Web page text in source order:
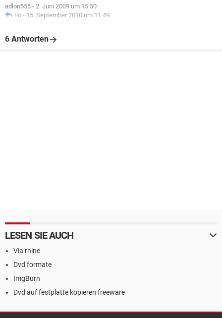
adlon555 - 2. Juni 2009 um 15:50
rio - 15. September 2010 um 11:49
6 Antworten
LESEN SIE AUCH
Via rhine
Dvd formate
ImgBurn
Dvd auf festplatte kopieren freeware